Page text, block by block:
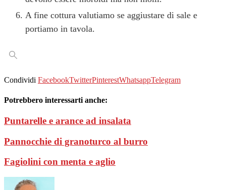
A fine cottura valutiamo se aggiustare di sale e
portiamo in tavola.
Condividi FacebookTwitterPinterestWhatsappTelegram
Potrebbero interessarti anche:
Puntarelle e arance ad insalata
Pannocchie di granoturco al burro
Fagiolini con menta e aglio